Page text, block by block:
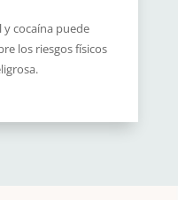
cocaína puede
los riesgos físicos